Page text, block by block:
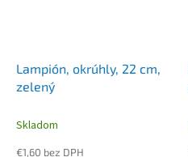
Lampión, okrúhly, 22 cm,
zelený
Skladom
€1,60 bez DPH